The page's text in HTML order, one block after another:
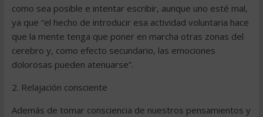
como sea posible e intentar escribir, aunque uno esté mal,
ya que “el hecho de introducir esa actividad voluntaria hace
que la mente tenga que poner en marcha otras zonas del
cerebro y, como efecto secundario, las emociones
dolorosas pueden atenuarse”.
2. Relajación consciente
Además de tomar consciencia de nuestros pensamientos y